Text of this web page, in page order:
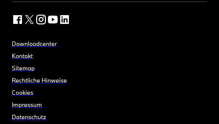
Downloadcenter
Kontakt
Sitemap
Rechtliche Hinweise
Cookies
Impressum
Datenschutz